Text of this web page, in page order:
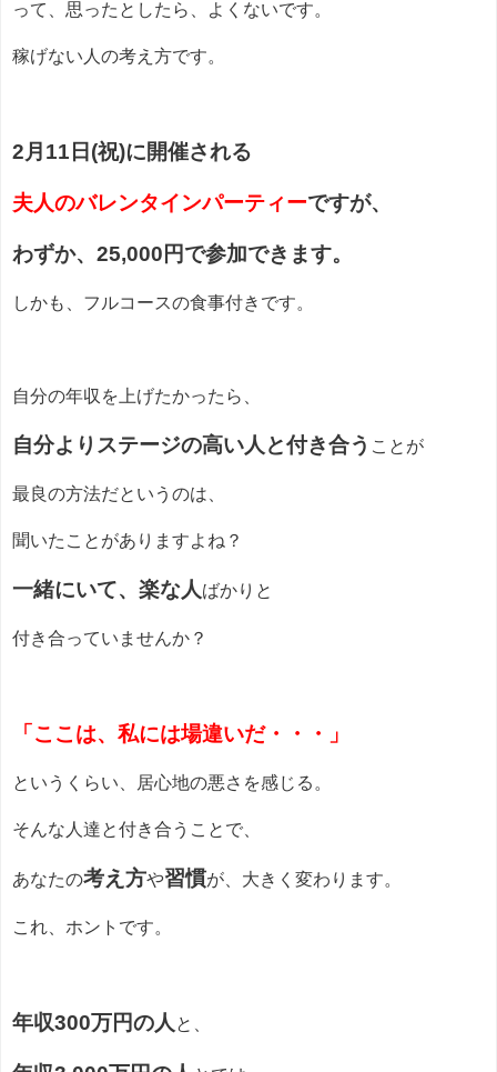
って、思ったとしたら、よくないです。
稼げない人の考え方です。
2月11日(祝)に開催される
夫人のバレンタインパーティーですが、
わずか、25,000円で参加できます。
しかも、フルコースの食事付きです。
自分の年収を上げたかったら、
自分よりステージの高い人と付き合う ことが
最良の方法だというのは、
聞いたことがありますよね？
一緒にいて、楽な人 ばかりと
付き合っていませんか？
「ここは、私には場違いだ・・・」
というくらい、居心地の悪さを感じる。
そんな人達と付き合うことで、
あなたの考え方や習慣が、大きく変わります。
これ、ホントです。
年収300万円の人 と、